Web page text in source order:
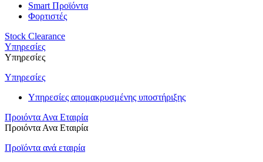
Smart Προϊόντα
Φορτιστές
Stock Clearance
Υπηρεσίες
Υπηρεσίες
Υπηρεσίες
Υπηρεσίες απομακρυσμένης υποστήριξης
Προιόντα Ανα Εταιρία
Προιόντα Ανα Εταιρία
Προϊόντα ανά εταιρία